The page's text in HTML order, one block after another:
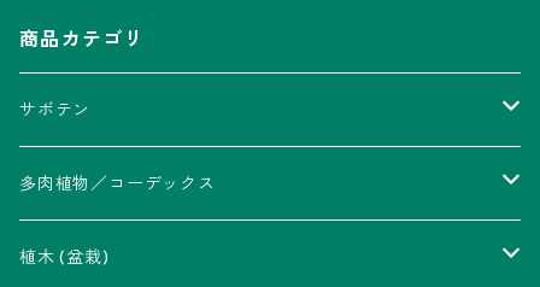
商品カテゴリ
サボテン
アストロフィツム属
瑠璃兜錦、兜丸錦
アリオカルプス属
多肉植物／コーデックス
アカベ属
植木 (盆栽)